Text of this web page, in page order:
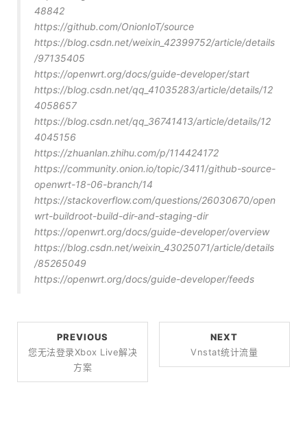
48842
https://github.com/OnionIoT/source
https://blog.csdn.net/weixin_42399752/article/details
/97135405
https://openwrt.org/docs/guide-developer/start
https://blog.csdn.net/qq_41035283/article/details/12
4058657
https://blog.csdn.net/qq_36741413/article/details/12
4045156
https://zhuanlan.zhihu.com/p/114424172
https://community.onion.io/topic/3411/github-source-
openwrt-18-06-branch/14
https://stackoverflow.com/questions/26030670/open
wrt-buildroot-build-dir-and-staging-dir
https://openwrt.org/docs/guide-developer/overview
https://blog.csdn.net/weixin_43025071/article/details
/85265049
https://openwrt.org/docs/guide-developer/feeds
PREVIOUS
您无法登录Xbox Live解决
方案
NEXT
Vnstat统计流量